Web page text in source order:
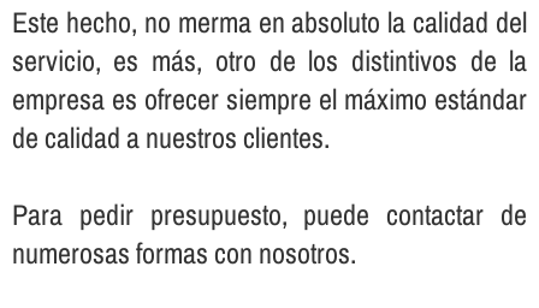
Este hecho, no merma en absoluto la calidad del
servicio, es más, otro de los distintivos de la
empresa es ofrecer siempre el máximo estándar
de calidad a nuestros clientes.
Para pedir presupuesto, puede contactar de
numerosas formas con nosotros.